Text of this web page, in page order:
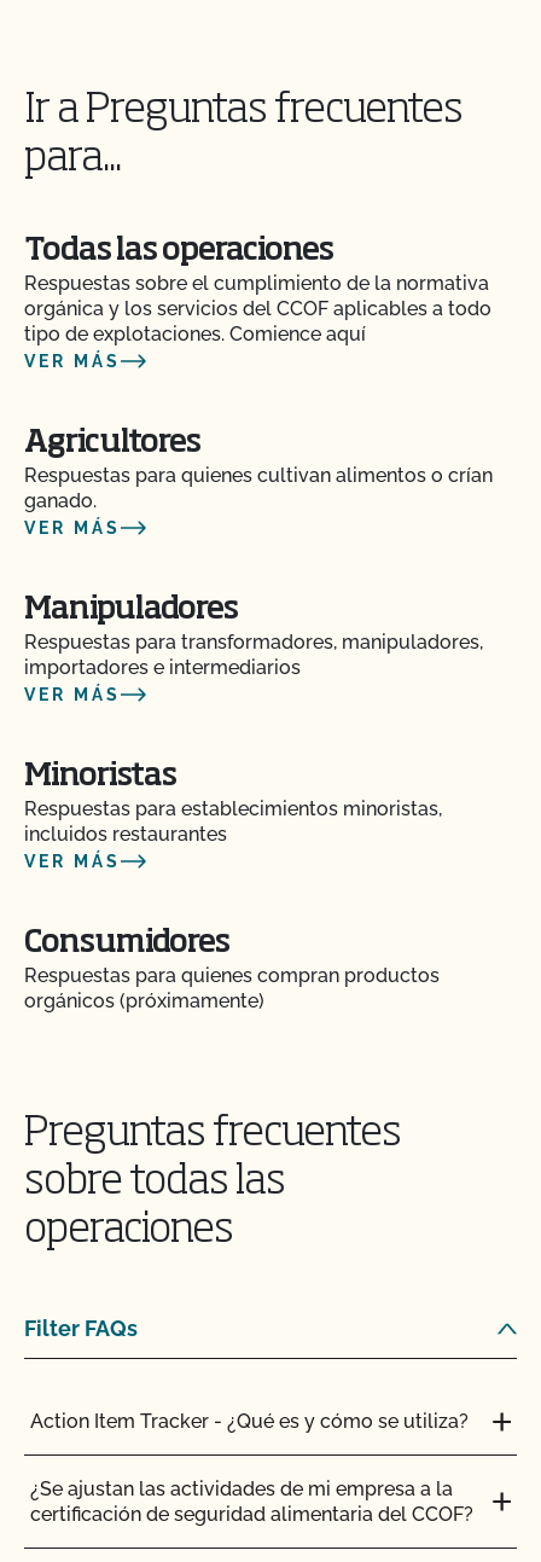
Ir a Preguntas frecuentes
para...
Todas las operaciones
Respuestas sobre el cumplimiento de la normativa
orgánica y los servicios del CCOF aplicables a todo
tipo de explotaciones. Comience aquí
VER MÁS
Agricultores
Respuestas para quienes cultivan alimentos o crían
ganado.
VER MÁS
Manipuladores
Respuestas para transformadores, manipuladores,
importadores e intermediarios
VER MÁS
Minoristas
Respuestas para establecimientos minoristas,
incluidos restaurantes
VER MÁS
Consumidores
Respuestas para quienes compran productos
orgánicos (próximamente)
Preguntas frecuentes
sobre todas las
operaciones
Filter FAQs
Action Item Tracker - ¿Qué es y cómo se utiliza?
¿Se ajustan las actividades de mi empresa a la
certificación de seguridad alimentaria del CCOF?
¿Puedo utilizar un pienso no orgánico para el
ganado orgánico?
mantener su condición orgánica?
¿Puedo utilizar cualquier matadero para procesar
mis animales orgánicos?
¿Puedo utilizar antiparasitarios para tratar a los
animales?
¿Puedo utilizar semillas tratadas?
¿Pueden los animales no orgánicos llegar a ser
orgánicos?
¿Es necesario que los complementos y aditivos
para piensos tengan certificación orgánica?
¿Certifica el CCOF los productos de cáñamo?
¿Cómo puedo encontrar un matadero orgánico
¿Cómo pueden etiquetarse mis productos
transitorios certificados por el CCOF?
¿Cómo añado un cultivo a mi perfil de cliente?